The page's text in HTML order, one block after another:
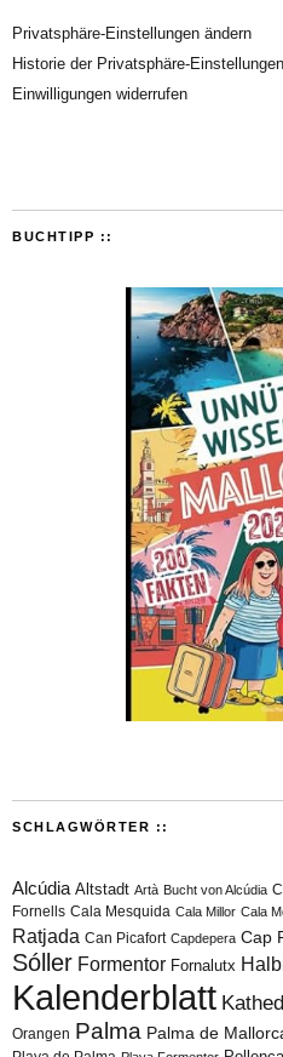
Privatsphäre-Einstellungen ändern
Historie der Privatsphäre-Einstellungen
Einwilligungen widerrufen
BUCHTIPP ::
SCHLAGWÖRTER ::
Alcúdia Altstadt Artà Bucht von Alcúdia
Fornells Cala Mesquida Cala Millor Cala
Ratjada Can Picafort Capdepera Cap
Sóller Formentor Fornalutx
Kalenderblatt
Orangen Palma Palma de